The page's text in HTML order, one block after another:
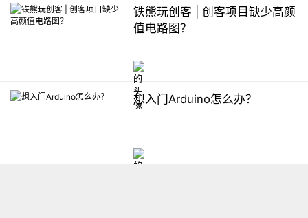
铁熊玩创客 | 创客项目缺少高颜
值电路图？
想入门Arduino怎么办？